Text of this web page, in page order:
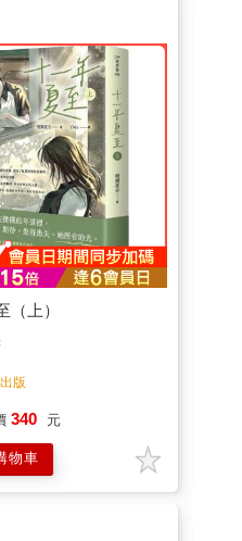
（上）
版
340 元
物車